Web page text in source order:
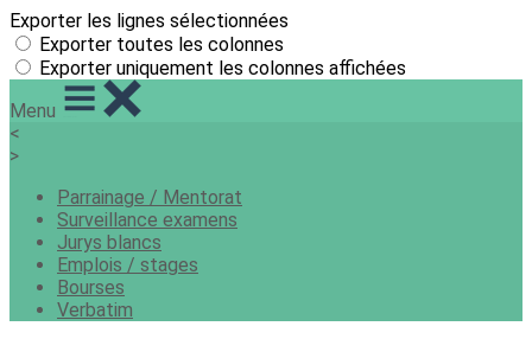
Exporter les lignes sélectionnées
Exporter toutes les colonnes
Exporter uniquement les colonnes affichées
Menu
<
>
Parrainage / Mentorat
Surveillance examens
Jurys blancs
Emplois / stages
Bourses
Verbatim